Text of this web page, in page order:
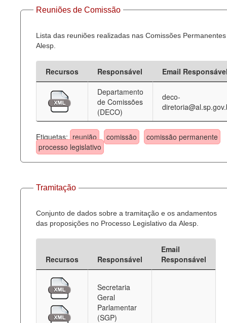
Reuniões de Comissão
Lista das reuniões realizadas nas Comissões
Alesp.
Recursos Responsável
Email
Departamento
de Comissões
(DECO)
deco-
Etiquetas: reunião comissão
comissão permanente
processo legislativo
Tramitação
Conjunto de dados sobre a tramitação e os andamentos
das proposições no Processo Legislativo da Alesp.
Recursos Responsável
Email
Responsável
Secretaria
Geral
Parlamentar
(SGP)